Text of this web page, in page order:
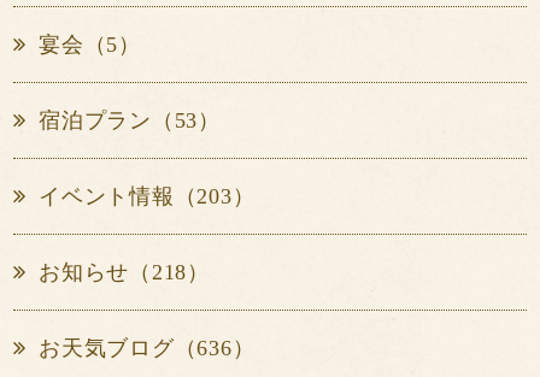
宴会（5）
宿泊プラン（53）
イベント情報（203）
お知らせ（218）
お天気ブログ（636）